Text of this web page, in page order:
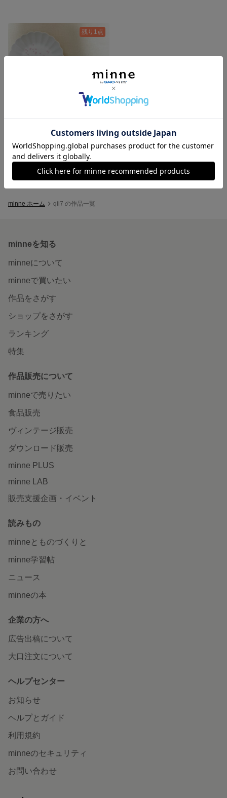
残り1点
天然淡水 パール 可愛いネックレス
2,500円
minne ホーム qii7 の作品一覧
minneを知る
minneについて
minneで買いたい
作品をさがす
ショップをさがす
ランキング
特集
作品販売について
minneで売りたい
食品販売
ヴィンテージ販売
ダウンロード販売
minne PLUS
minne LAB
販売支援企画・イベント
読みもの
minneとものづくりと
minne学習帖
ニュース
minneの本
企業の方へ
広告出稿について
大口注文について
ヘルプセンター
お知らせ
ヘルプとガイド
利用規約
minneのセキュリティ
お問い合わせ